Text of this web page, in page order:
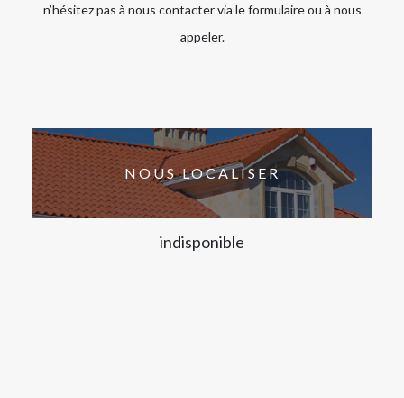
n’hésitez pas à nous contacter via le formulaire ou à nous
appeler.
NOUS LOCALISER
indisponible